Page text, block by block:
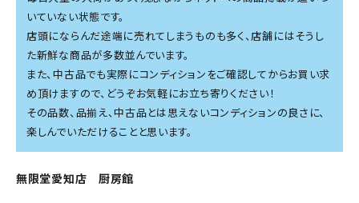
いていない状態です。
店頭にならんだ途端に売れてしまうものも多く、店舗にはそうし
た新鮮な商品が多数並んでいます。
また、中古品でも実際にコンディションをご確認してからお買い求
め頂けますので、どうぞお気軽にお立ち寄りください！
その品数、品揃え、中古品とは思えないコンディションの良さに、
楽しんでいただけることと思います。
無限堂愛知店 厨房館